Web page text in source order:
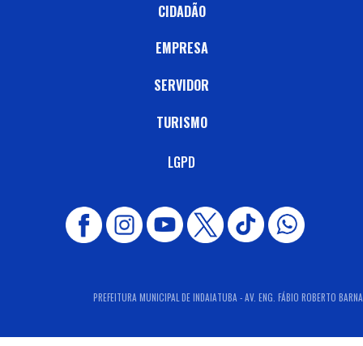
CIDADÃO
EMPRESA
SERVIDOR
TURISMO
LGPD
PREFEITURA MUNICIPAL DE INDAIATUBA - AV. ENG. FÁBIO ROBERTO